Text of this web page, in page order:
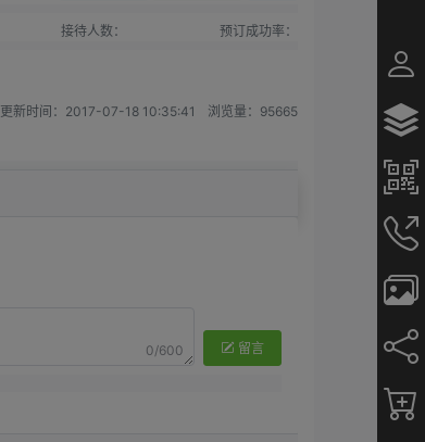
接待人数： 预订成功率：
更新时间： 2017-07-18 10:35:41 浏览量： 95665
0/600 留言